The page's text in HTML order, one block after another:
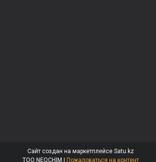
Сайт создан на маркетплейсе Satu.kz
Пожаловаться на контент